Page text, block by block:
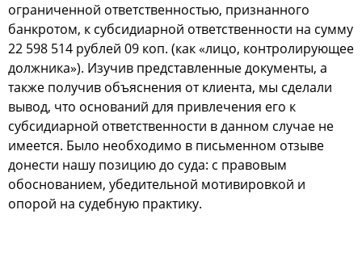
ограниченной ответственностью, признанного
банкротом, к субсидиарной ответственности на сумму
22 598 514 рублей 09 коп. (как «лицо, контролирующее
должника»). Изучив представленные документы, а
также получив объяснения от клиента, мы сделали
вывод, что оснований для привлечения его к
субсидиарной ответственности в данном случае не
имеется. Было необходимо в письменном отзыве
донести нашу позицию до суда: с правовым
обоснованием, убедительной мотивировкой и
опорой на судебную практику.